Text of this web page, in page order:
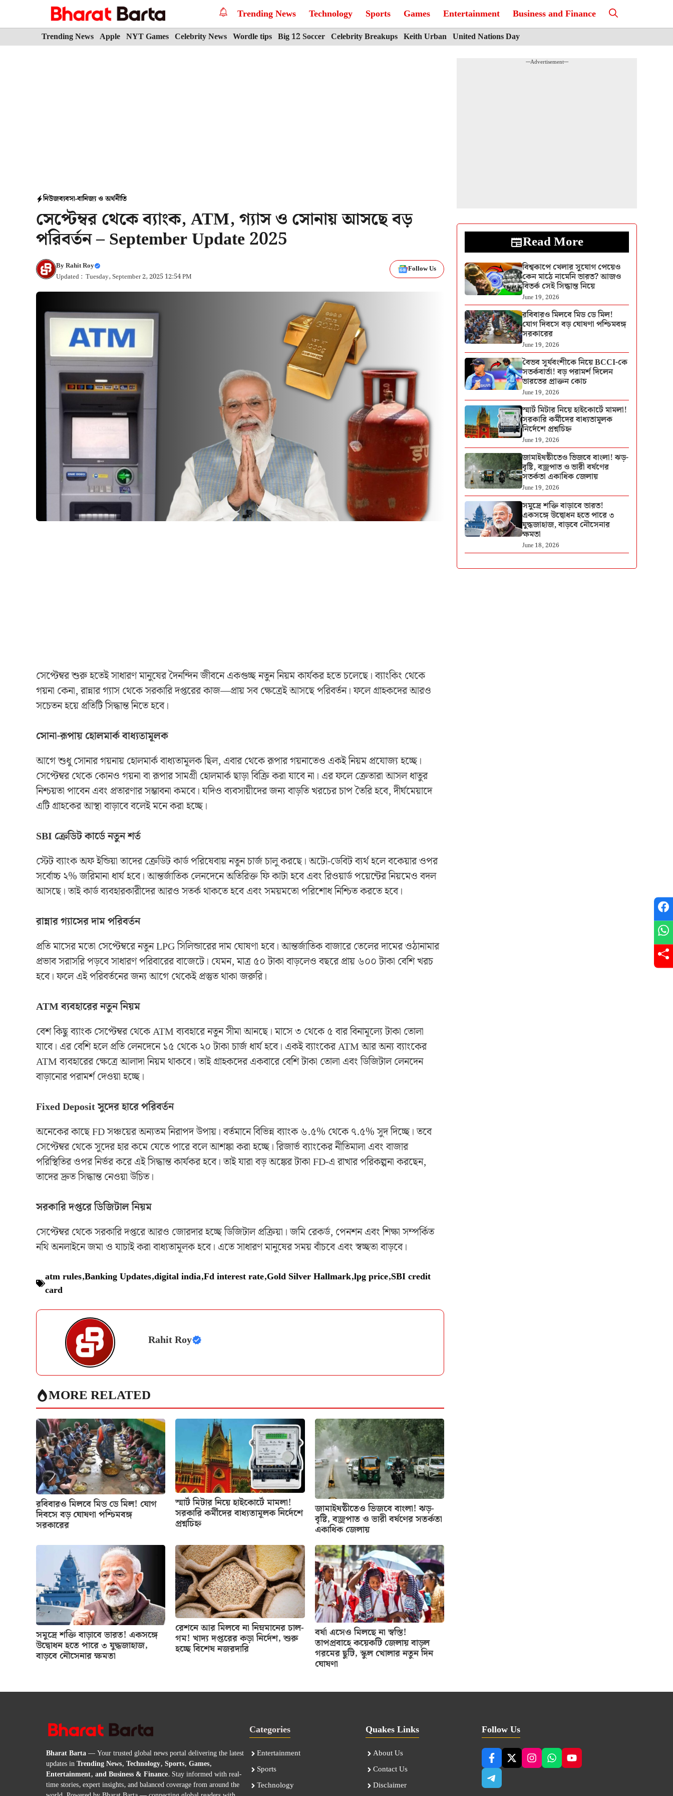
Trending News Technology Sports Games Entertainment Business and Finance
Trending News Apple NYT Games Celebrity News Wordle tips Big 12 Soccer Celebrity Breakups Keith Urban United Nations Day
নিউজব্যবসা-বানিজ্য ও অর্থনীতি
সেপ্টেম্বর থেকে ব্যাংক, ATM, গ্যাস ও সোনায় আসছে বড়
পরিবর্তন – September Update 2025
ByRahit Roy
Updated : Tuesday, September 2, 2025 12:54 PM
Follow Us
সেপ্টেম্বর শুরু হতেই সাধারণ মানুষের দৈনন্দিন জীবনে একগুচ্ছ নতুন নিয়ম কার্যকর হতে চলেছে। ব্যাংকিং থেকে
গয়না কেনা, রান্নার গ্যাস থেকে সরকারি দপ্তরের কাজ—প্রায় সব ক্ষেত্রেই আসছে পরিবর্তন। ফলে গ্রাহকদের আরও
সচেতন হয়ে প্রতিটি সিদ্ধান্ত নিতে হবে।
সোনা-রূপায় হোলমার্ক বাধ্যতামূলক
আগে শুধু সোনার গয়নায় হোলমার্ক বাধ্যতামূলক ছিল, এবার থেকে রূপার গয়নাতেও একই নিয়ম প্রযোজ্য হচ্ছে।
সেপ্টেম্বর থেকে কোনও গয়না বা রূপার সামগ্রী হোলমার্ক ছাড়া বিক্রি করা যাবে না। এর ফলে ক্রেতারা আসল ধাতুর
নিশ্চয়তা পাবেন এবং প্রতারণার সম্ভাবনা কমবে। যদিও ব্যবসায়ীদের জন্য বাড়তি খরচের চাপ তৈরি হবে, দীর্ঘমেয়াদে
এটি গ্রাহকের আস্থা বাড়াবে বলেই মনে করা হচ্ছে।
SBI ক্রেডিট কার্ডে নতুন শর্ত
স্টেট ব্যাংক অফ ইন্ডিয়া তাদের ক্রেডিট কার্ড পরিষেবায় নতুন চার্জ চালু করছে। অটো-ডেবিট ব্যর্থ হলে বকেয়ার ওপর
সর্বোচ্চ ২% জরিমানা ধার্য হবে। আন্তর্জাতিক লেনদেনে অতিরিক্ত ফি কাটা হবে এবং রিওয়ার্ড পয়েন্টের নিয়মেও বদল
আসছে। তাই কার্ড ব্যবহারকারীদের আরও সতর্ক থাকতে হবে এবং সময়মতো পরিশোধ নিশ্চিত করতে হবে।
রান্নার গ্যাসের দাম পরিবর্তন
প্রতি মাসের মতো সেপ্টেম্বরে নতুন LPG সিলিন্ডারের দাম ঘোষণা হবে। আন্তর্জাতিক বাজারে তেলের দামের ওঠানামার
প্রভাব সরাসরি পড়বে সাধারণ পরিবারের বাজেটে। যেমন, মাত্র ৫০ টাকা বাড়লেও বছরে প্রায় ৬০০ টাকা বেশি খরচ
হবে। ফলে এই পরিবর্তনের জন্য আগে থেকেই প্রস্তুত থাকা জরুরি।
ATM ব্যবহারের নতুন নিয়ম
বেশ কিছু ব্যাংক সেপ্টেম্বর থেকে ATM ব্যবহারে নতুন সীমা আনছে। মাসে ৩ থেকে ৫ বার বিনামূল্যে টাকা তোলা
যাবে। এর বেশি হলে প্রতি লেনদেনে ১৫ থেকে ২০ টাকা চার্জ ধার্য হবে। একই ব্যাংকের ATM আর অন্য ব্যাংকের
ATM ব্যবহারের ক্ষেত্রে আলাদা নিয়ম থাকবে। তাই গ্রাহকদের একবারে বেশি টাকা তোলা এবং ডিজিটাল লেনদেন
বাড়ানোর পরামর্শ দেওয়া হচ্ছে।
Fixed Deposit সুদের হারে পরিবর্তন
অনেকের কাছে FD সঞ্চয়ের অন্যতম নিরাপদ উপায়। বর্তমানে বিভিন্ন ব্যাংক ৬.৫% থেকে ৭.৫% সুদ দিচ্ছে। তবে
সেপ্টেম্বর থেকে সুদের হার কমে যেতে পারে বলে আশঙ্কা করা হচ্ছে। রিজার্ভ ব্যাংকের নীতিমালা এবং বাজার
পরিস্থিতির ওপর নির্ভর করে এই সিদ্ধান্ত কার্যকর হবে। তাই যারা বড় অঙ্কের টাকা FD-এ রাখার পরিকল্পনা করছেন,
তাদের দ্রুত সিদ্ধান্ত নেওয়া উচিত।
সরকারি দপ্তরে ডিজিটাল নিয়ম
সেপ্টেম্বর থেকে সরকারি দপ্তরে আরও জোরদার হচ্ছে ডিজিটাল প্রক্রিয়া। জমি রেকর্ড, পেনশন এবং শিক্ষা সম্পর্কিত
নথি অনলাইনে জমা ও যাচাই করা বাধ্যতামূলক হবে। এতে সাধারণ মানুষের সময় বাঁচবে এবং স্বচ্ছতা বাড়বে।
atm rules,Banking Updates,digital india,Fd interest rate,Gold Silver Hallmark,lpg price,SBI credit
card
Rahit Roy
MORE RELATED
রবিবারও মিলবে মিড ডে মিল! যোগ
দিবসে বড় ঘোষণা পশ্চিমবঙ্গ
সরকারের
স্মার্ট মিটার নিয়ে হাইকোর্টে মামলা!
সরকারি কর্মীদের বাধ্যতামূলক নির্দেশে
প্রশ্নচিহ্ন
জামাইষষ্ঠীতেও ভিজবে বাংলা! ঝড়-
বৃষ্টি, বজ্রপাত ও ভারী বর্ষণের সতর্কতা
একাধিক জেলায়
সমুদ্রে শক্তি বাড়াবে ভারত! একসঙ্গে
উদ্বোধন হতে পারে ৩ যুদ্ধজাহাজ,
বাড়বে নৌসেনার ক্ষমতা
রেশনে আর মিলবে না নিম্নমানের চাল-
গম! খাদ্য দপ্তরের কড়া নির্দেশ, শুরু
হচ্ছে বিশেষ নজরদারি
বর্ষা এসেও মিলছে না স্বস্তি!
তাপপ্রবাহে কয়েকটি জেলায় বাড়ল
গরমের ছুটি, স্কুল খোলার নতুন দিন
ঘোষণা
---Advertisement---
Read More
বিশ্বকাপে খেলার সুযোগ পেয়েও
কেন মাঠে নামেনি ভারত? আজও
বিতর্ক সেই সিদ্ধান্ত নিয়ে
June 19, 2026
রবিবারও মিলবে মিড ডে মিল!
যোগ দিবসে বড় ঘোষণা পশ্চিমবঙ্গ
সরকারের
June 19, 2026
বৈভব সূর্যবংশীকে নিয়ে BCCI-কে
সতর্কবার্তা! বড় পরামর্শ দিলেন
ভারতের প্রাক্তন কোচ
June 19, 2026
স্মার্ট মিটার নিয়ে হাইকোর্টে মামলা!
সরকারি কর্মীদের বাধ্যতামূলক
নির্দেশে প্রশ্নচিহ্ন
June 19, 2026
জামাইষষ্ঠীতেও ভিজবে বাংলা! ঝড়-
বৃষ্টি, বজ্রপাত ও ভারী বর্ষণের
সতর্কতা একাধিক জেলায়
June 19, 2026
সমুদ্রে শক্তি বাড়াবে ভারত!
একসঙ্গে উদ্বোধন হতে পারে ৩
যুদ্ধজাহাজ, বাড়বে নৌসেনার
ক্ষমতা
June 18, 2026
Bharat Barta— Your trusted global news portal delivering the latest
updates inTrending News, Technology, Sports, Games,
Entertainment, and Business & Finance. Stay informed with real-
time stories, expert insights, and balanced coverage from around the
Categories
Entertainment
Sports
Technology
Quakes Links
About Us
Contact Us
Disclaimer
Follow Us